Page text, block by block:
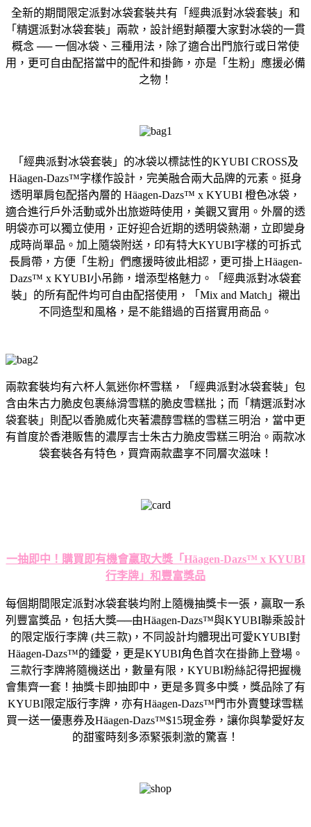
全新的期間限定派對冰袋套裝共有「經典派對冰袋套裝」和
「精選派對冰袋套裝」兩款，設計絕對顛覆大家對冰袋的一貫
概念 ── 一個冰袋、三種用法，除了適合出門旅行或日常使
用，更可自由配搭當中的配件和掛飾，亦是「生粉」應援必備
之物！
「經典派對冰袋套裝」的冰袋以標誌性的KYUBI CROSS及
Häagen-Dazs™字樣作設計，完美融合兩大品牌的元素。挺身
透明單肩包配搭內層的 Häagen-Dazs™ x KYUBI 橙色冰袋，
適合進行戶外活動或外出旅遊時使用，美觀又實用。外層的透
明袋亦可以獨立使用，正好迎合近期的透明袋熱潮，立即變身
成時尚單品。加上隨袋附送，印有特大KYUBI字樣的可拆式
長肩帶，方便「生粉」們應援時彼此相認，更可掛上Häagen-
Dazs™ x KYUBI小吊飾，增添型格魅力。「經典派對冰袋套
裝」的所有配件均可自由配搭使用，「Mix and Match」襯出
不同造型和風格，是不能錯過的百搭實用商品。
兩款套裝均有六杯人氣迷你杯雪糕， 「經典派對冰袋套裝」 包
含由朱古力脆皮包裹絲滑雪糕的脆皮雪糕批；而「 精選派對冰
袋套裝」則配以香脆威化夾著濃醇雪糕的雪糕三明治， 當中更
有首度於香港販售的濃厚吉士朱古力脆皮雪糕三明治。 兩款冰
袋套裝各有特色 ，買齊兩款盡享不同層次滋味！
一抽即中！購買即有機會贏取大獎「Häagen-Dazs™ x KYUBI
行李牌 」 和豐富獎品
每個期間限定派對冰袋套裝均 附上隨機抽獎卡一張， 贏取一系
列豐富獎品，包括大獎──由Häagen-Dazs™與KYUBI聯乘設計
的限定版行李牌 (共三款) ，不同設計均體現出可愛KYUBI對
Häagen-Dazs™的鍾愛，更是KYUBI角色首次在掛飾上登場。
三款行李牌將隨機送出，數量有限， KYUBI粉絲記得把握機
會集齊一套！抽獎卡即抽即中，更是多買多中獎，獎品除了有
KYUBI限定版行李牌，亦有Häagen-Dazs™門市外賣雙球雪糕
買一送一優惠券及Häagen-Dazs™$15現金券 ， 讓你與摯愛好友
的甜蜜時刻多添緊張刺激的驚喜！